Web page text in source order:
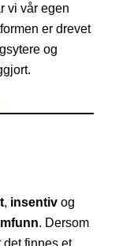
vi vår egen
er drevet
og
, insentiv og
. Dersom
det finnes et